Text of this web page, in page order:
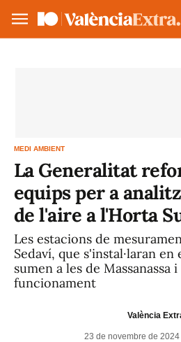
MEDI AMBIENT
La Generalitat
equips per a
de l'aire a l'Horta
Les estacions de
Sedaví, que s'instal·laran
sumen a les de Massanassa
funcionament
València
23 de novembre de